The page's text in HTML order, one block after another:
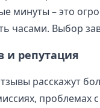
минуты – это
часами. Выбор
и репутация
расскажут
проблемах